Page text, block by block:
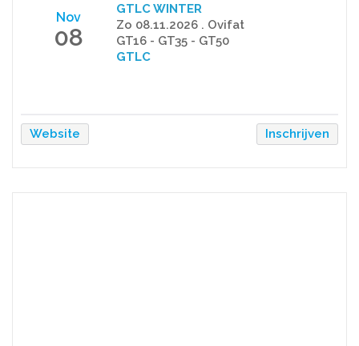
Nov
08
GTLC WINTER
Zo 08.11.2026 . Ovifat
GT16 - GT35 - GT50
GTLC
Website Inschrijven